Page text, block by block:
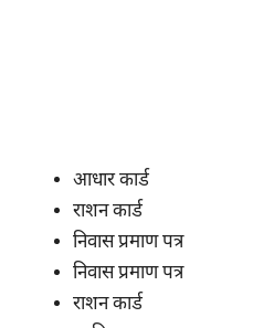
आधार कार्ड
राशन कार्ड
निवास प्रमाण पत्र
निवास प्रमाण पत्र
राशन कार्ड